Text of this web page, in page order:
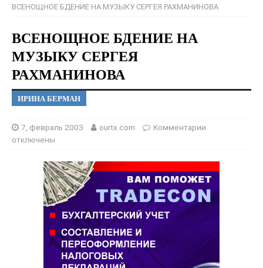
ВСЕНОЩНОЕ БДЕНИЕ НА МУЗЫКУ СЕРГЕЯ РАХМАНИНОВА
ВСЕНОЩНОЕ БДЕНИЕ НА
МУЗЫКУ СЕРГЕЯ
РАХМАНИНОВА
ИРИНА БЕРМАН
7, февраль 2003 ourtx.com
Комментарии
отключены